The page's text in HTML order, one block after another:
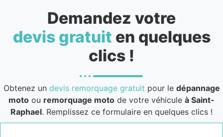
Demandez votre
devis gratuit en quelques
clics !
Obtenez un devis remorquage gratuit pour le dépannage
moto ou remorquage moto de votre véhicule à Saint-
Raphael. Remplissez ce formulaire en quelques clics !